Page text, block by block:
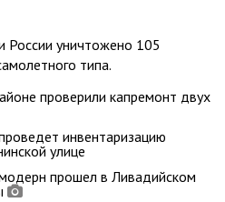
России уничтожено 105
типа.
проверили капремонт двух
инвентаризацию
улице
прошел в Ливадийском